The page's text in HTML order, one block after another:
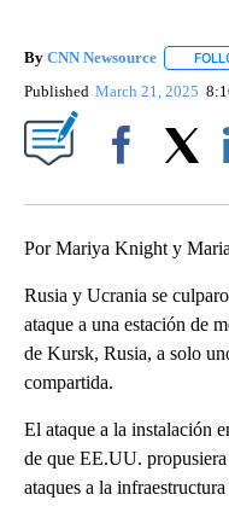
By CNN Newsource
Published March 21, 2025
Por Mariya Knight y
Rusia y Ucrania se
ataque a una estación de
de Kursk, Rusia, a solo
compartida.
El ataque a la instalación
de que EE.UU. propusiera
ataques a la